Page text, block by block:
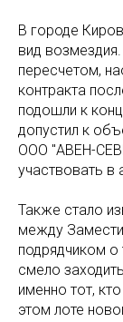
В городе
вид
пересчетом,
контракта
подошли к
допустил к
ООО "АВЕН-
участвовать в
Также стало
между
подрядчиком
смело
именно тот,
этом лоте